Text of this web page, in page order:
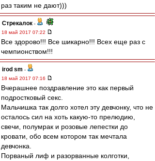
раз таким не дают)))
Стрекалок -
18 май 2017 07:22
Все здорово!!! Все шикарно!!! Всех еще раз с
чемпионством!!!
irod sm -
18 май 2017 07:16
Вчерашнее поздравление это как первый
подростковый секс.
Мальчишка так долго хотел эту девчонку, что не
осталось сил на хоть какую-то прелюдию,
свечи, полумрак и розовые лепестки до
кровати, обо всем котором так мечтала
девчонка.
Порваный лиф и разорванные колготки,